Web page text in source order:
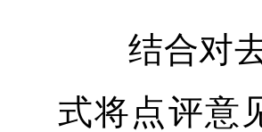
结合对去
式将点评意